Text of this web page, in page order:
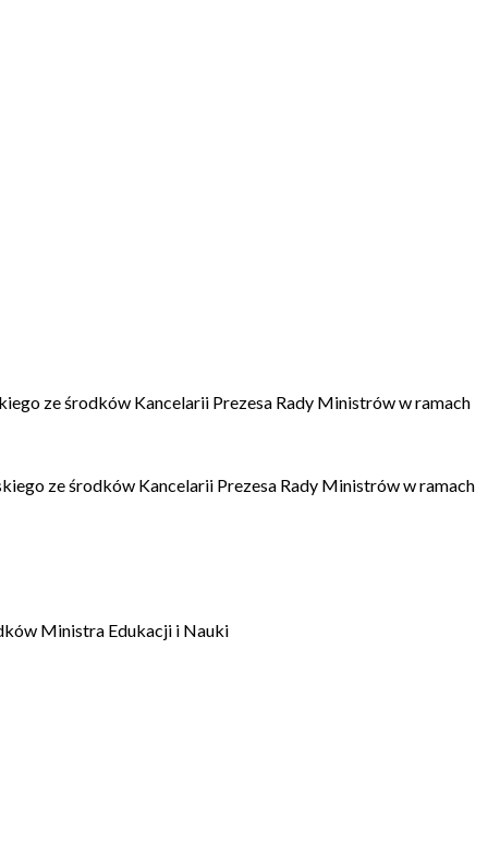
ze środków Kancelarii Prezesa Rady Ministrów w ramach
ze środków Kancelarii Prezesa Rady Ministrów w ramach
Ministra Edukacji i Nauki